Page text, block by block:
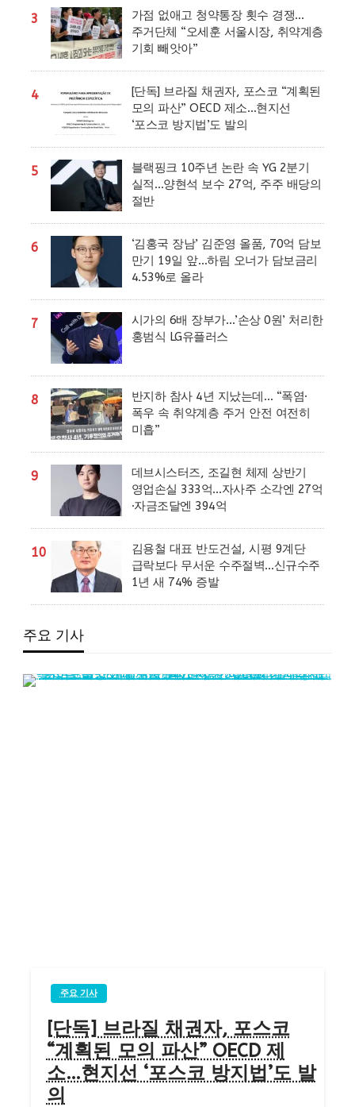
3
가점 없애고 청약통장 횟수 경쟁…
주거단체 “오세훈 서울시장, 취약계층
기회 빼앗아”
4
[단독] 브라질 채권자, 포스코 “계획된
모의 파산” OECD 제소…현지선
‘포스코 방지법’도 발의
5
블랙핑크 10주년 논란 속 YG 2분기
실적…양현석 보수 27억, 주주 배당의
절반
6
‘김홍국 장남’ 김준영 올품, 70억 담보
만기 19일 앞…하림 오너가 담보금리
4.53%로 올라
7
시가의 6배 장부가…’손상 0원’ 처리한
홍범식 LG유플러스
8
반지하 참사 4년 지났는데… “폭염·
폭우 속 취약계층 주거 안전 여전히
미흡”
9
데브시스터즈, 조길현 체제 상반기
영업손실 333억…자사주 소각엔 27억
·자금조달엔 394억
10
김용철 대표 반도건설, 시평 9계단
급락보다 무서운 수주절벽…신규수주
1년 새 74% 증발
주요 기사
주요 기사
[단독] 브라질 채권자, 포스코
“계획된 모의 파산” OECD 제
소…현지선 ‘포스코 방지법’도 발
의